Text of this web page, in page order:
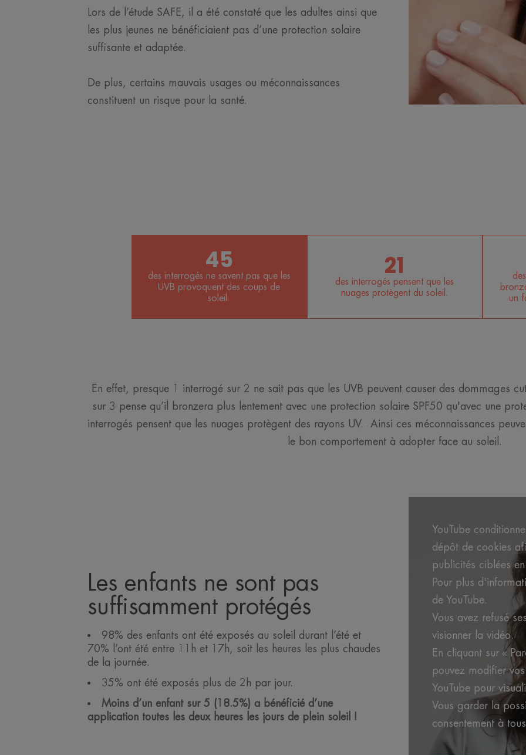
Lors de l’étude SAFE, il a été constaté que les adultes ainsi que
les plus jeunes ne bénéficiaient pas d’une protection solaire
suffisante et adaptée.
De plus, certains mauvais usages ou méconnaissances
constituent un risque pour la santé.
45
des interrogés ne savent pas que les
UVB provoquent des coups de
soleil.
21
des interrogés pensent que les
nuages protègent du soleil.
un
En effet, presque 1 interrogé sur 2 ne sait pas que les UVB peuvent causer des dommages
sur 3 pense qu’il bronzera plus lentement avec une protection solaire SPF50 qu'avec une
interrogés pensent que les nuages protègent des rayons UV. Ainsi ces méconnaissances
le bon comportement à adopter face au soleil.
Les enfants ne sont pas
suffisamment protégés
98% des enfants ont été exposés au soleil durant l’été et
70% l’ont été entre 11h et 17h, soit les heures les plus chaudes
de la journée.
35% ont été exposés plus de 2h par jour.
Moins d’un enfant sur 5 (18.5%) a bénéficié d’une
application toutes les deux heures les jours de plein soleil !
YouTube
dépôt de cookies
publicités ciblées
Pour plus
de YouTube.
Vous avez refusé
visionner la vidéo.
En cliquant sur «
pouvez modifier
YouTube pour
Vous garder la
consentement à